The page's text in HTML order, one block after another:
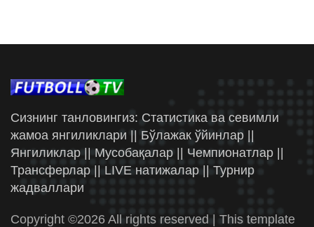
Сизнинг танловингиз: Статистика ва севимли
жамоа янгиликлари || Бўлажак ўйинлар ||
Янгиликлар || Мусобақалар || Чемпионатлар ||
Трансферлар || LIVE натижалар || Турнир
жадваллари
Copyright ©2026 All rights reserved | This template